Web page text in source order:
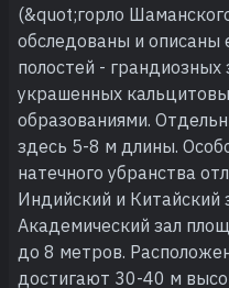
(&quot;горло
обследованы и
полостей -
украшенных
образованиями.
здесь 5-8 м длины.
натечного убранства
Индийский и Китайский
Академический зал
до 8 метров.
достигают 30-40 м